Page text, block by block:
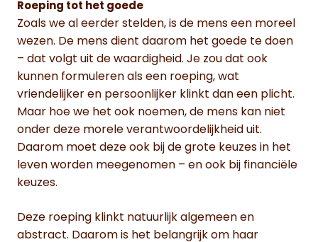
Roeping tot het goede
Zoals we al eerder stelden, is de mens een moreel
wezen. De mens dient daarom het goede te doen
– dat volgt uit de waardigheid. Je zou dat ook
kunnen formuleren als een roeping, wat
vriendelijker en persoonlijker klinkt dan een plicht.
Maar hoe we het ook noemen, de mens kan niet
onder deze morele verantwoordelijkheid uit.
Daarom moet deze ook bij de grote keuzes in het
leven worden meegenomen – en ook bij financiële
keuzes.
Deze roeping klinkt natuurlijk algemeen en
abstract. Daarom is het belangrijk om haar